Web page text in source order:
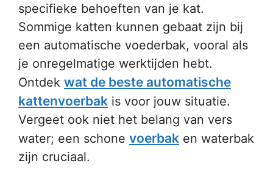
specifieke behoeften van je kat.
Sommige katten kunnen gebaat zijn bij
een automatische voederbak, vooral als
je onregelmatige werktijden hebt.
Ontdek wat de beste automatische
kattenvoerbak is voor jouw situatie.
Vergeet ook niet het belang van vers
water; een schone voerbak en waterbak
zijn cruciaal.